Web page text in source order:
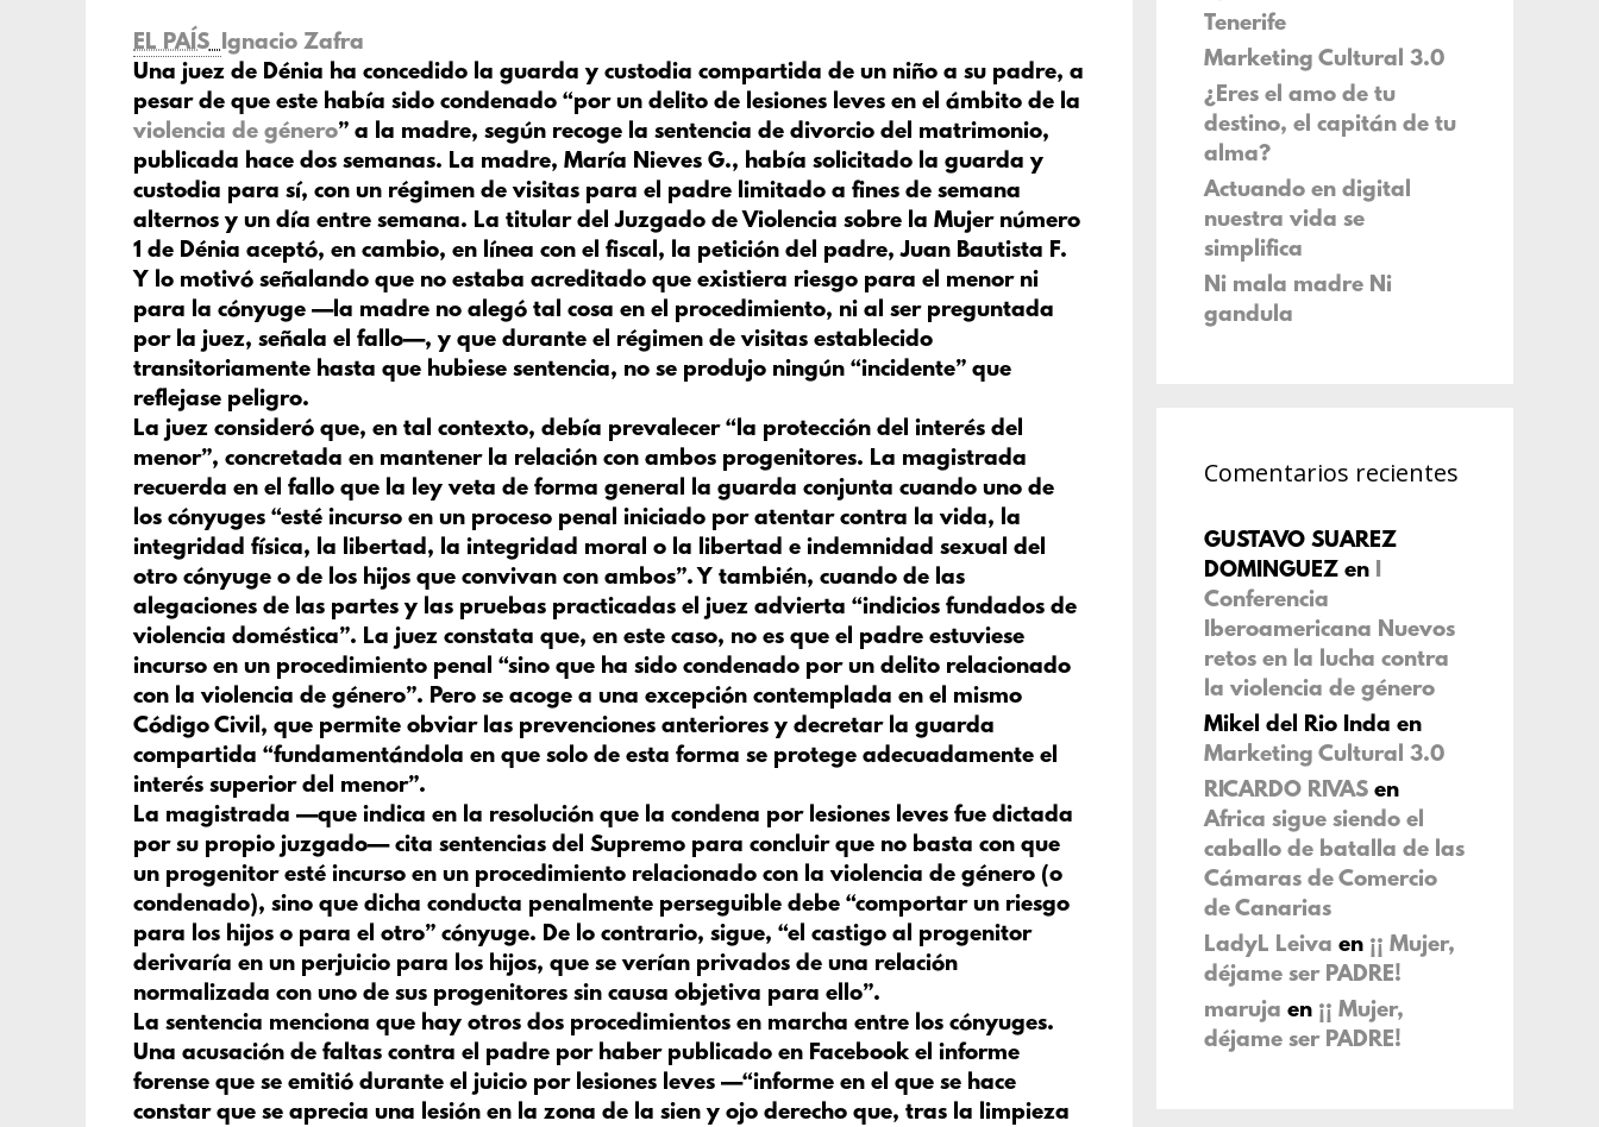
EL PAÍS Ignacio Zafra
Una juez de Dénia ha concedido la guarda y custodia compartida de un niño a su padre, a
pesar de que este había sido condenado “por un delito de lesiones leves en el ámbito de la
violencia de género” a la madre, según recoge la sentencia de divorcio del matrimonio,
publicada hace dos semanas. La madre, María Nieves G., había solicitado la guarda y
custodia para sí, con un régimen de visitas para el padre limitado a fines de semana
alternos y un día entre semana. La titular del Juzgado de Violencia sobre la Mujer número
1 de Dénia aceptó, en cambio, en línea con el fiscal, la petición del padre, Juan Bautista F.
Y lo motivó señalando que no estaba acreditado que existiera riesgo para el menor ni
para la cónyuge —la madre no alegó tal cosa en el procedimiento, ni al ser preguntada
por la juez, señala el fallo—, y que durante el régimen de visitas establecido
transitoriamente hasta que hubiese sentencia, no se produjo ningún “incidente” que
reflejase peligro.
La juez consideró que, en tal contexto, debía prevalecer “la protección del interés del
menor”, concretada en mantener la relación con ambos progenitores. La magistrada
recuerda en el fallo que la ley veta de forma general la guarda conjunta cuando uno de
los cónyuges “esté incurso en un proceso penal iniciado por atentar contra la vida, la
integridad física, la libertad, la integridad moral o la libertad e indemnidad sexual del
otro cónyuge o de los hijos que convivan con ambos”. Y también, cuando de las
alegaciones de las partes y las pruebas practicadas el juez advierta “indicios fundados de
violencia doméstica”. La juez constata que, en este caso, no es que el padre estuviese
incurso en un procedimiento penal “sino que ha sido condenado por un delito relacionado
con la violencia de género”. Pero se acoge a una excepción contemplada en el mismo
Código Civil, que permite obviar las prevenciones anteriores y decretar la guarda
compartida “fundamentándola en que solo de esta forma se protege adecuadamente el
interés superior del menor”.
La magistrada —que indica en la resolución que la condena por lesiones leves fue dictada
por su propio juzgado— cita sentencias del Supremo para concluir que no basta con que
un progenitor esté incurso en un procedimiento relacionado con la violencia de género (o
condenado), sino que dicha conducta penalmente perseguible debe “comportar un riesgo
para los hijos o para el otro” cónyuge. De lo contrario, sigue, “el castigo al progenitor
derivaría en un perjuicio para los hijos, que se verían privados de una relación
normalizada con uno de sus progenitores sin causa objetiva para ello”.
La sentencia menciona que hay otros dos procedimientos en marcha entre los cónyuges.
Una acusación de faltas contra el padre por haber publicado en Facebook el informe
forense que se emitió durante el juicio por lesiones leves —“informe en el que se hace
constar que se aprecia una lesión en la zona de la sien y ojo derecho que, tras la limpieza
Tenerife
Marketing Cultural 3.0
¿Eres el amo de tu
destino, el capitán de tu
alma?
Actuando en digital
nuestra vida se
simplifica
Ni mala madre Ni
gandula
Comentarios recientes
GUSTAVO SUAREZ
DOMINGUEZ en I
Conferencia
Iberoamericana Nuevos
retos en la lucha contra
la violencia de género
Mikel del Rio Inda en
Marketing Cultural 3.0
RICARDO RIVAS en
Africa sigue siendo el
caballo de batalla de las
Cámaras de Comercio
de Canarias
LadyL Leiva en ¡¡ Mujer,
déjame ser PADRE!
maruja en ¡¡ Mujer,
déjame ser PADRE!